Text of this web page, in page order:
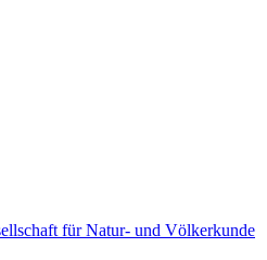
für Natur- und Völkerkunde